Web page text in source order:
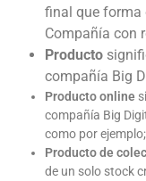
final que forma
Compañía con
Producto
compañía Big
Producto online
compañía Big
como por
Producto de
de un solo stock